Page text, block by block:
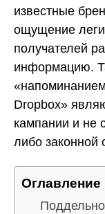
известные
ощущение
получателей
информацию.
Dropbox»
кампании и не
либо законной
Оглавление